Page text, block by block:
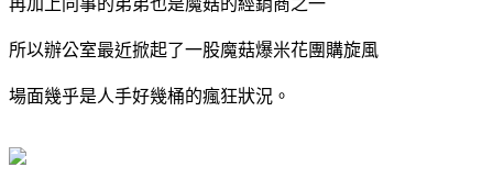
所以辦公室最近掀起了一股魔菇爆米花團購旋風
場面幾乎是人手好幾桶的瘋狂狀況。